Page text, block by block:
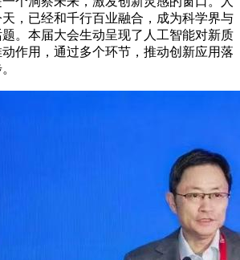
，已经和千行百业融合，成为科学界与
。本届大会生动呈现了人工智能对新质
作用，通过多个环节，推动创新应用落